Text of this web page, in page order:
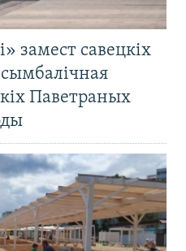
замест савецкіх
Паветраных